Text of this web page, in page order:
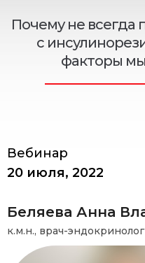
Почему не всегда
с
факторы
Вебинар
20 июля, 2022
Беляева Анна
к.м.н., врач-